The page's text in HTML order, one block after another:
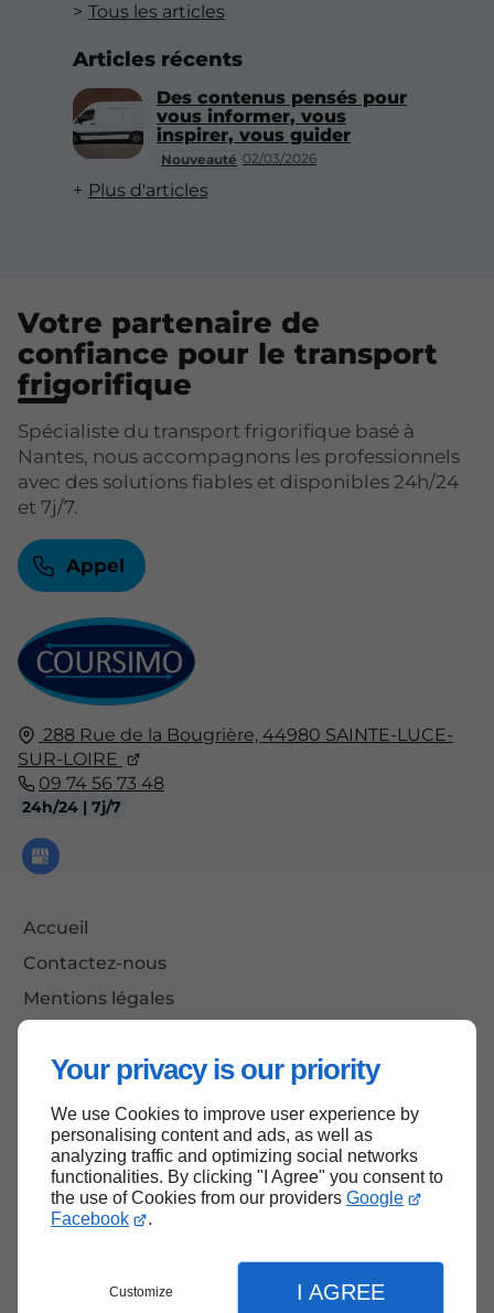
Your privacy is our priority
We use Cookies to improve user experience by
personalising content and ads, as well as
analyzing traffic and optimizing social networks
functionalities. By clicking "I Agree" you consent to
the use of Cookies from our providers Google
Facebook
.
Customize I AGREE
Tous les articles
Articles récents
Nouveauté 02/03/2026
Des contenus pensés pour
vous informer, vous
inspirer, vous guider
Plus d'articles
288 Rue de la Bougrière,44980 SAINTE-LUCE-
SUR-LOIRE
09 74 56 73 48
24h/24 | 7j/7
Accueil
Contactez-nous
Mentions légales
Votre partenaire de
confiance pour le transport
frigorifique
Spécialiste du transport frigorifique basé à
Nantes, nous accompagnons les professionnels
avec des solutions fiables et disponibles 24h/24
et 7j/7.
Appel
Haut de page